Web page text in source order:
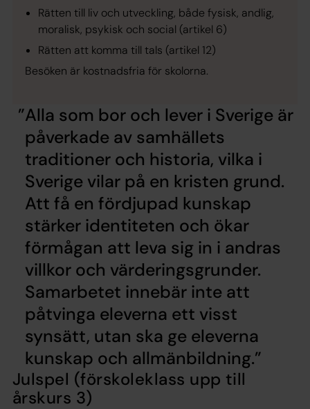
Rätten till liv och utveckling, både fysisk, andlig,
moralisk, psykisk och social (artikel 6)
Rätten att komma till tals (artikel 12)
Besöken är kostnadsfria för skolorna.
Alla som bor och lever i Sverige är
påverkade av samhällets
traditioner och historia, vilka i
Sverige vilar på en kristen grund.
Att få en fördjupad kunskap
stärker identiteten och ökar
förmågan att leva sig in i andras
villkor och värderingsgrunder.
Samarbetet innebär inte att
påtvinga eleverna ett visst
synsätt, utan ska ge eleverna
kunskap och allmänbildning.
Julspel (förskoleklass upp till
årskurs 3)